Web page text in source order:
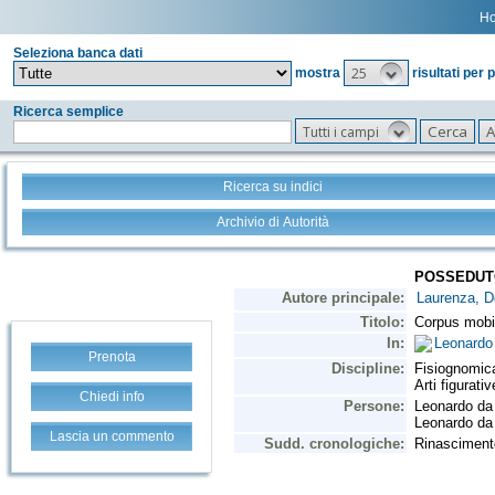
Seleziona banca dati
mostra
25 risultati per
Ricerca semplice
Tutti i campi
Ricerca su indici
Archivio di Autorità
Prenota
Chiedi info
Lascia un commento